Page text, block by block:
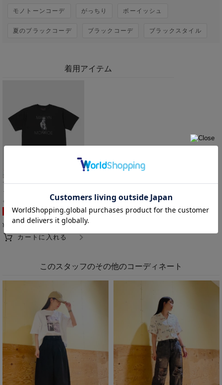
モノトーンコーデ がっちり ボーイッシュ
夏のブラックコーデ ブラックコーデ ブラックスタイル
着用アイテム
マリリン・モンロー ルーズTシ
ャツB メンズ メール便 対応商
品
ブラック
SALE
¥ 1,991
カートに入れる
このスタッフのその他のコーディネート